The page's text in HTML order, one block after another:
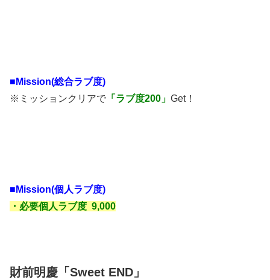
■Mission(総合ラブ度)
※ミッションクリアで 「ラブ度200」 Get！
■Mission(個人ラブ度)
・必要個人ラブ度 9,000
財前明慶「Sweet END」